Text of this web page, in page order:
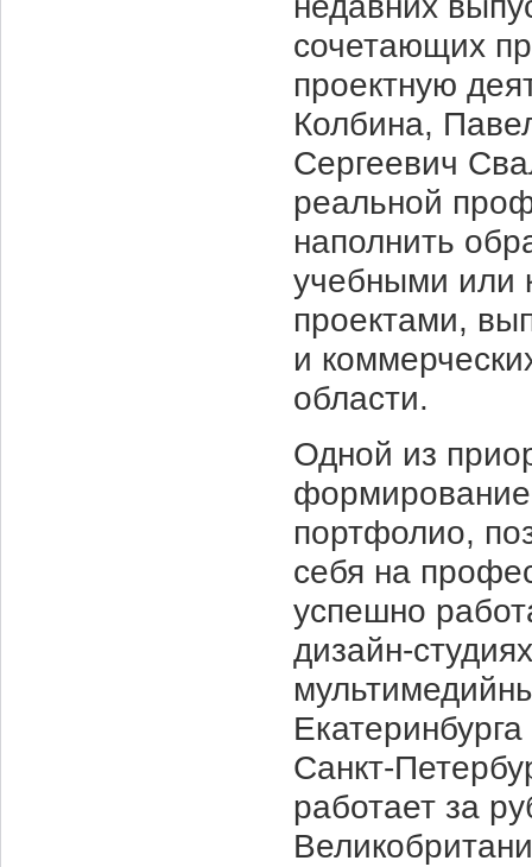
сочетающих
проектную
Колбина,
Сергеевич
реальной
наполнить
учебными или
проектами,
и
области.
Одной из
формирование
портфолио,
себя на
успешно
дизайн-
Санкт-
работает за